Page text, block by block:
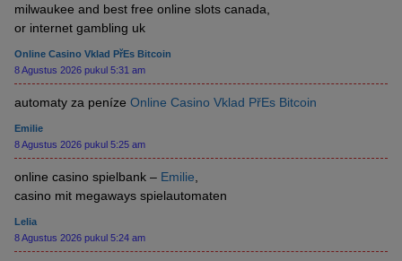
milwaukee and best free online slots canada,
or internet gambling uk
Online Casino Vklad PřEs Bitcoin
8 Agustus 2026 pukul 5:31 am
automaty za peníze Online Casino Vklad PřEs Bitcoin
Emilie
8 Agustus 2026 pukul 5:25 am
online casino spielbank – Emilie
casino mit megaways spielautomaten
Lelia
8 Agustus 2026 pukul 5:24 am